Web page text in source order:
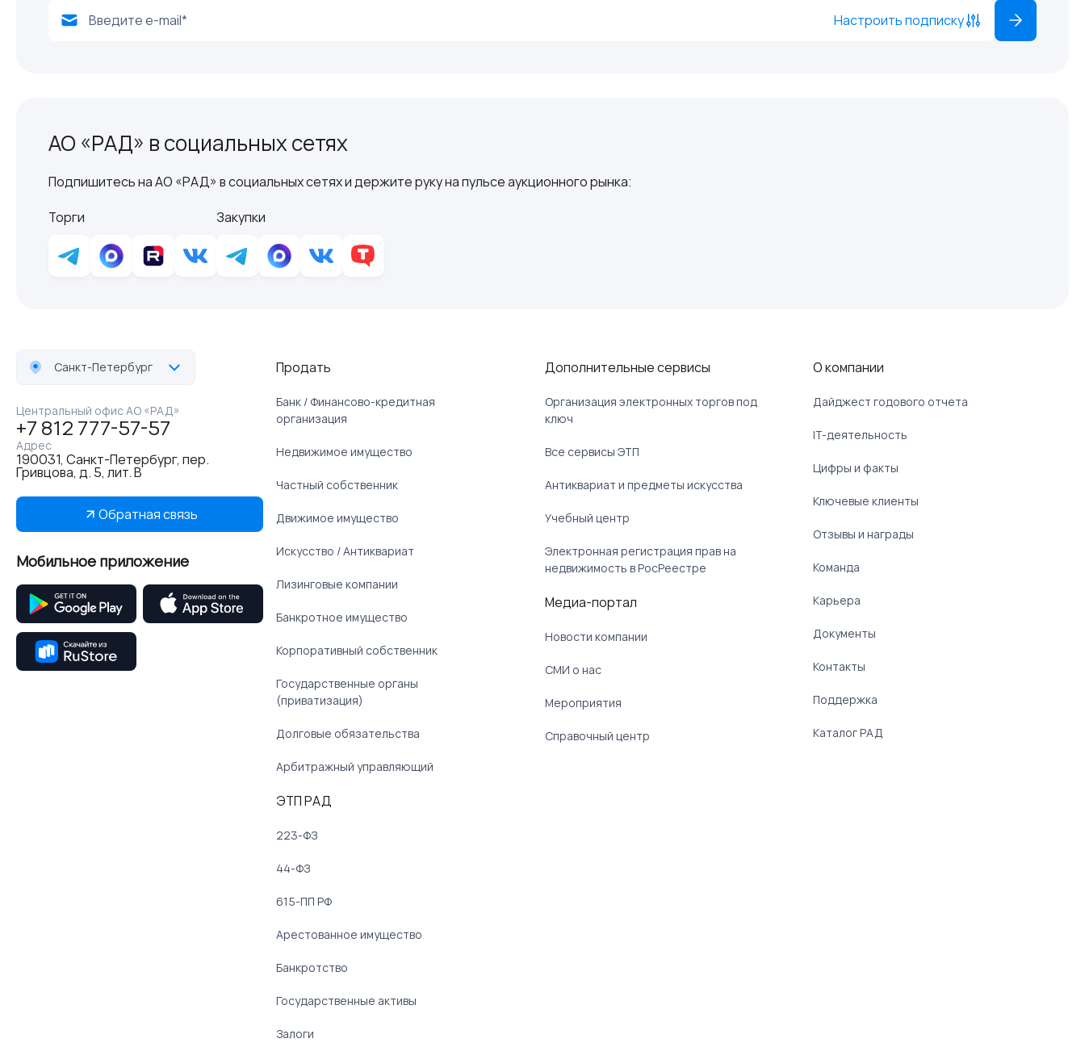
Настроить подписку
АО «РАД» в социальных сетях
Подпишитесь на АО «РАД» в социальных сетях и держите руку на пульсе аукционного рынка:
Торги
Закупки
Санкт-Петербург
Центральный офис АО «РАД»
+7 812 777-57-57
Адрес
190031, Санкт-Петербург, пер.
Гривцова, д. 5, лит. В
Обратная связь
Мобильное приложение
Продать
Банк / Финансово-кредитная
организация
Недвижимое имущество
Частный собственник
Движимое имущество
Искусство / Антиквариат
Лизинговые компании
Банкротное имущество
Корпоративный собственник
Государственные органы
(приватизация)
Долговые обязательства
Арбитражный управляющий
ЭТП РАД
223-ФЗ
44-ФЗ
615-ПП РФ
Арестованное имущество
Банкротство
Государственные активы
Залоги
Дополнительные сервисы
Организация электронных торгов под
ключ
Все сервисы ЭТП
Антиквариат и предметы искусства
Учебный центр
Электронная регистрация прав на
недвижимость в РосРеестре
Медиа-портал
Новости компании
СМИ о нас
Мероприятия
Справочный центр
О компании
Дайджест годового отчета
IT-деятельность
Цифры и факты
Ключевые клиенты
Отзывы и награды
Команда
Карьера
Документы
Контакты
Поддержка
Каталог РАД